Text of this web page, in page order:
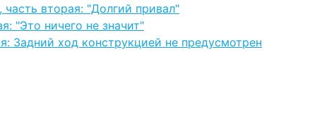
вторая: "Долгий привал"
"Это ничего не значит"
Задний ход конструкцией не предусмотрен